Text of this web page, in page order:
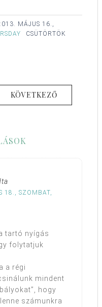
MÁJUS 16.,
CSÜTÖRTÖK
KÖVETKEZŐ
18., SZOMBAT,
tartó nyígás
folytatjuk
a régi
mindent
hogy
számunkra